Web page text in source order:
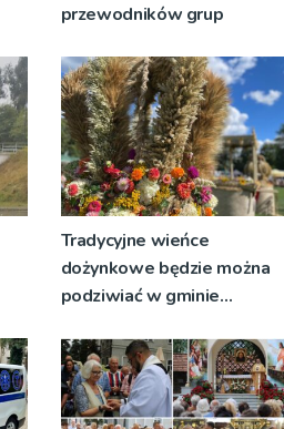
przewodników grup
Tradycyjne wieńce
dożynkowe będzie można
podziwiać w gminie